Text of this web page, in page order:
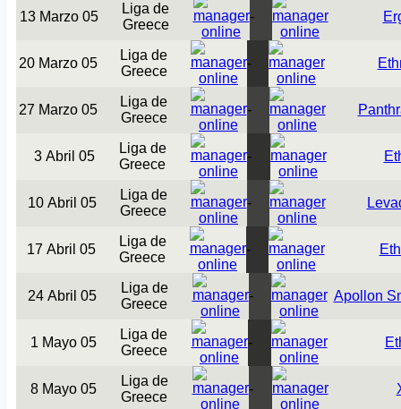
13 Marzo 05
Liga de
Greece
-
20 Marzo 05
Liga de
Greece
-
27 Marzo 05
Liga de
Greece
-
3 Abril 05
Liga de
Greece
-
10 Abril 05
Liga de
Greece
-
17 Abril 05
Liga de
Greece
-
24 Abril 05
Liga de
Greece
- Apollon
1 Mayo 05
Liga de
Greece
-
8 Mayo 05
Liga de
Greece
-